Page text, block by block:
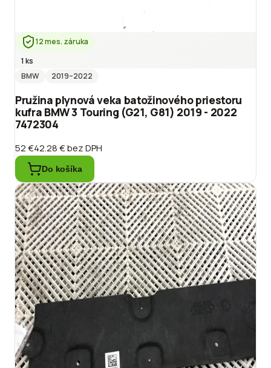
12 mes. záruka
1 ks
BMW
2019–2022
Pružina plynová veka batožinového priestoru
kufra BMW 3 Touring (G21, G81) 2019 - 2022
7472304
52 €42.28 €bez DPH
Do košíka